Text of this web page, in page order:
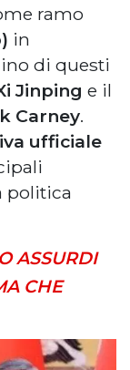
ramo
in
di questi
Jinping e il
Carney.
ufficiale
politica
ASSURDI
CHE